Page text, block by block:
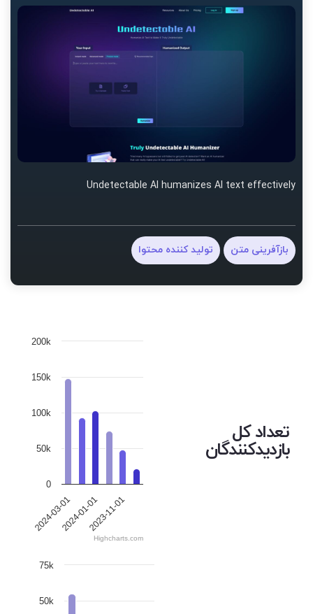
Undetectable AI humanizes AI text effectively
بازآفرینی متن تولید کننده محتوا
تعداد کل
بازدیدکنندگان
2024-03-012024-01-012023-11-01
0
50k
100k
150k
200k
Highcharts.com
50k
75k